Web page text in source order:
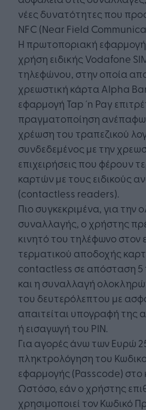
νέες δυνατότητες που
NFC (Near Field
Η πρωτοποριακή
χρήση ειδικής Vodafone
τηλεφώνου, στην οποία
χρεωστική κάρτα Alpha
εφαρμογή Tap ´n Pay
πραγματοποίηση
χρέωση του τραπεζικού
συνδεδεμένος με την
επιχειρήσεις που φέρουν
καρτών με τους ειδικούς
(contactless readers).
Πιο συγκεκριμένα, για την
συναλλαγής, ο χρήστης
κινητό του τηλέφωνο στον
τερματικού αποδοχής
contactless σε απόσταση 5
και η συναλλαγή
του δευτερόλεπτου με
απαιτείται υπογραφή της
ή εισαγωγή του ΡΙΝ.
Για αγορές άνω των Ευρώ
πληκτρολόγηση του
εφαρμογής (Passcode) στο
Ωστόσο, εάν ο χρήστης
χρησιμοποιεί τον Κωδικό